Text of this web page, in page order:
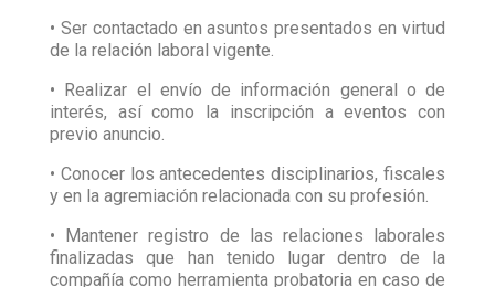
• Ser contactado en asuntos presentados en virtud
de la relación laboral vigente.
• Realizar el envío de información general o de
interés, así como la inscripción a eventos con
previo anuncio.
• Conocer los antecedentes disciplinarios, fiscales
y en la agremiación relacionada con su profesión.
• Mantener registro de las relaciones laborales
finalizadas que han tenido lugar dentro de la
compañía como herramienta probatoria en caso de